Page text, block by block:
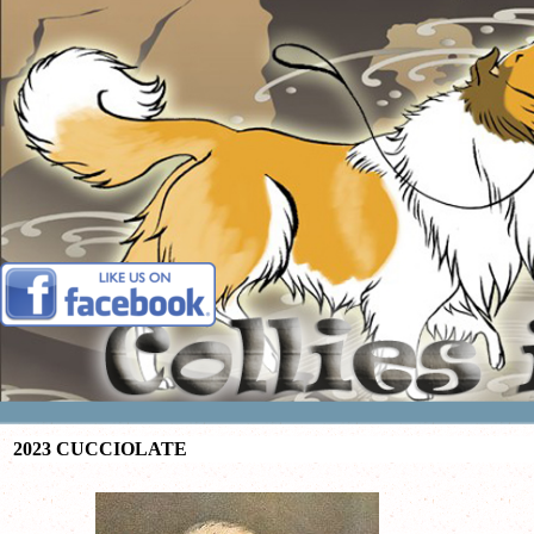
Vai ai contenuti
2023 CUCCIOLATE